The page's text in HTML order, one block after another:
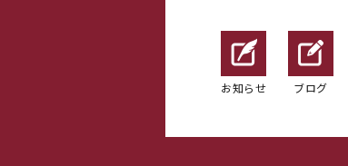
お知らせ ブログ